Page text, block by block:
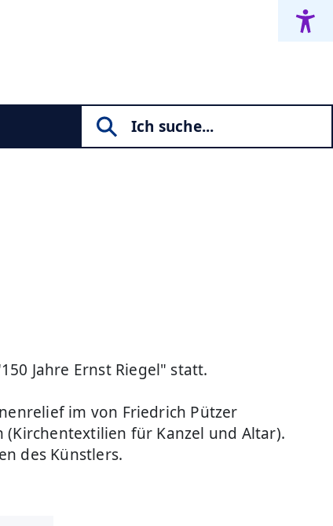
Jahre Ernst Riegel" statt.
im von Friedrich Pützer
für Kanzel und Altar).
des Künstlers.